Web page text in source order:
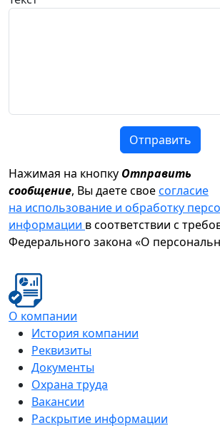
Отправить
Нажимая на кнопку Отправить
сообщение, Вы даете своесогласие
на использование и обработку
информации в соответствии с
Федерального закона «О
О компании
История компании
Реквизиты
Документы
Охрана труда
Вакансии
Раскрытие информации